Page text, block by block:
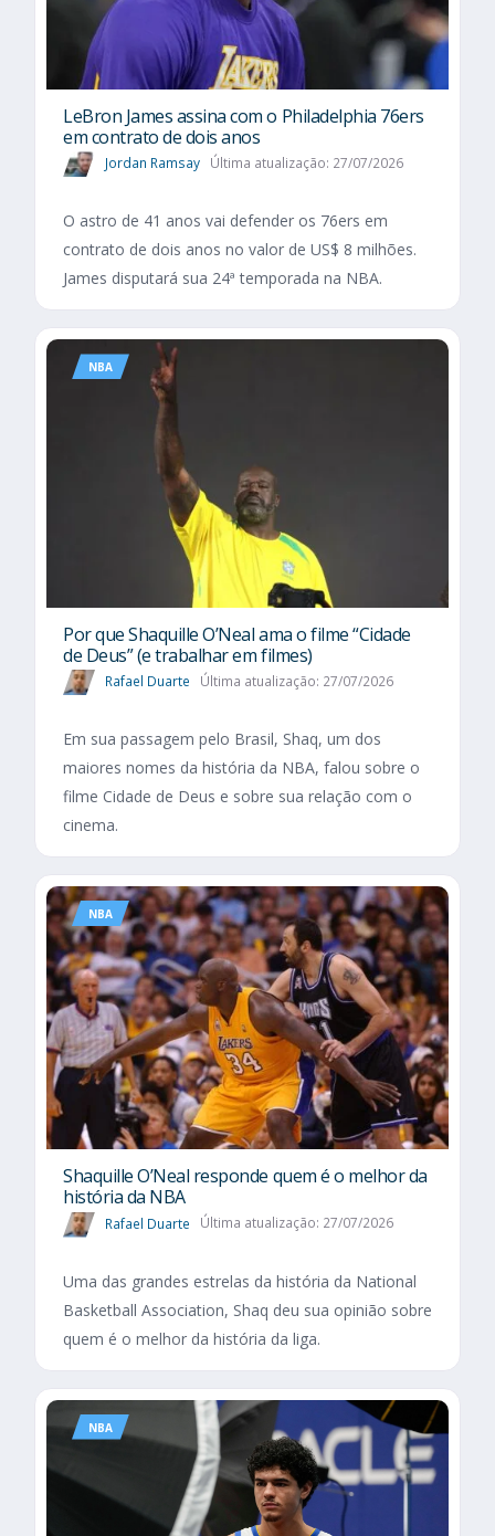
LeBron James assina com o Philadelphia 76ers
em contrato de dois anos
Jordan Ramsay Última atualização: 27/07/2026
O astro de 41 anos vai defender os 76ers em
contrato de dois anos no valor de US$ 8 milhões.
James disputará sua 24ª temporada na NBA.
NBA
Por que Shaquille O’Neal ama o filme “Cidade
de Deus” (e trabalhar em filmes)
Rafael Duarte Última atualização: 27/07/2026
Em sua passagem pelo Brasil, Shaq, um dos
maiores nomes da história da NBA, falou sobre o
filme Cidade de Deus e sobre sua relação com o
cinema.
NBA
Shaquille O’Neal responde quem é o melhor da
história da NBA
Rafael Duarte Última atualização: 27/07/2026
Uma das grandes estrelas da história da National
Basketball Association, Shaq deu sua opinião sobre
quem é o melhor da história da liga.
NBA